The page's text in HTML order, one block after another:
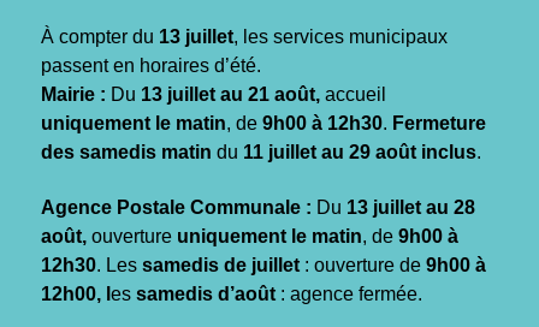
À compter du 13 juillet, les services municipaux
passent en horaires d’été.
Mairie : Du 13 juillet au 21 août, accueil
uniquement le matin, de 9h00 à 12h30. Fermeture
des samedis matin du 11 juillet au 29 août inclus.
Agence Postale Communale : Du 13 juillet au 28
août, ouverture uniquement le matin, de 9h00 à
12h30. Les samedis de juillet : ouverture de 9h00 à
12h00, l es samedis d’août : agence fermée.